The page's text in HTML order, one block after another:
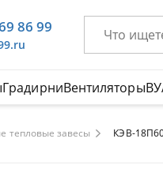
86 99
ГрадирниВентиляторыВУ
тепловые завесы КЭВ-